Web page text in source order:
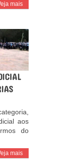
mais
aos
do
mais